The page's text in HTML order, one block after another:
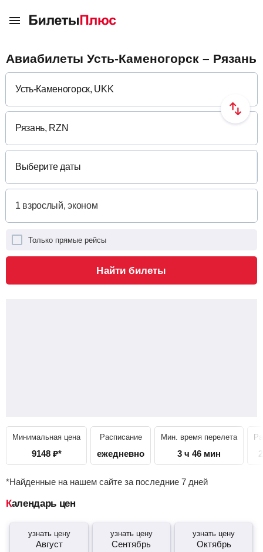
Авиабилеты Усть-Каменогорск – Рязань
Выберите даты
Только прямые рейсы
Найти билеты
Минимальная цена
9148 ₽*
Расписание
ежедневно
Мин. время перелета
3 ч 46 мин
*Найденные на нашем сайте за последние 7 дней
Календарь цен
узнать цену
Август
узнать цену
Сентябрь
узнать цену
Октябрь